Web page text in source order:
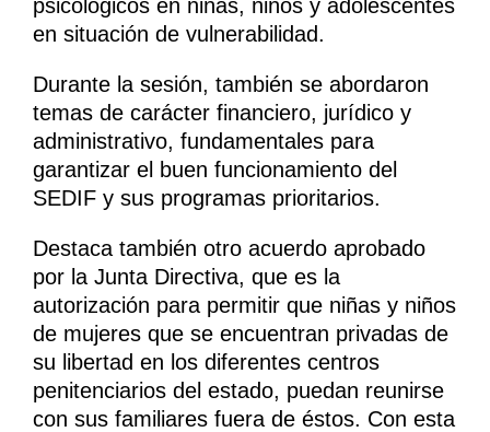
psicológicos en niñas, niños y adolescentes
en situación de vulnerabilidad.
Durante la sesión, también se abordaron
temas de carácter financiero, jurídico y
administrativo, fundamentales para
garantizar el buen funcionamiento del
SEDIF y sus programas prioritarios.
Destaca también otro acuerdo aprobado
por la Junta Directiva, que es la
autorización para permitir que niñas y niños
de mujeres que se encuentran privadas de
su libertad en los diferentes centros
penitenciarios del estado, puedan reunirse
con sus familiares fuera de éstos. Con esta